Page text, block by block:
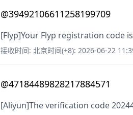
@39492106611258199709
[Flyp]Your Flyp registration code
接收时间: 北京时间(+8): 2026-06-22
@47184489828217884571
[Aliyun]The verification code